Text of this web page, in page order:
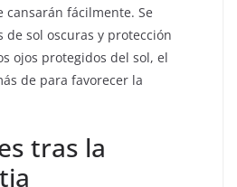
cansarán fácilmente. Se
de sol oscuras y protección
ojos protegidos del sol, el
de para favorecer la
tras la